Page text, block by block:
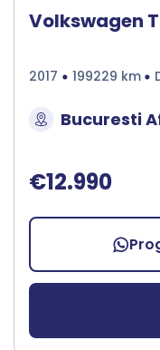
Volkswagen
2017 199229 km
Bucuresti
€12.990